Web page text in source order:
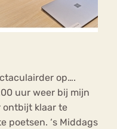
op….
uur weer bij mijn
ontbijt klaar te
poetsen. ‘s Middags